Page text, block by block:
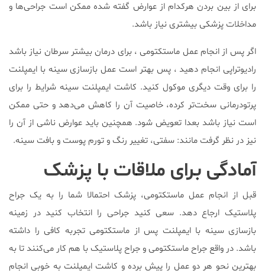
برای از بین بردن هرکدام از عوارض گفته شده ممکن است جراحی‌ها و
مداخلات پزشکی بیشتری نیاز باشد.
اگر پس از انجام عمل ماستکتومی ، برای درمان بیشتر سرطان نیاز باشد
رادیوتراپی انجام دهید ، پس بهتر است عمل بازسازی سینه با ایمپلنت
را برای وقت دیگری موکول کنید. کاشت ایمپلنت سینه شرایط را برای
پرتودرمانی سخت‌تر کرده، خاصیت آن را کاهش می‌دهد و حتی ممکن
است نیاز باشد بعدا تعویض شود. همچنین باید عوارض ناشی از آن را
نیز در نظر گرفت مانند: سفتی، تغییر رنگ و تورم پوست و بافت سینه.
آمادگی برای ملاقات با پزشک
قبل از انجام عمل ماستکتومی، پزشک احتمالا شما را به یک جراح
پلاستیک ارجاع دهد. سعی کنید جراحی را انتخاب کنید در زمینه
بازسازی سینه با ایمپلنت پس از ماستکتومی تجربه کافی را داشته
باشد. در واقع جراح ماستکتومی و جراح پلاستیک با هم کار می‌کنند تا به
بهترین نحو هر دو عمل را پیش برده و کاشت ایمپلنت به خوبی انجام